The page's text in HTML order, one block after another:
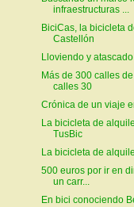
infraestructuras ...
BiciCas, la bicicleta
Castellón
Lloviendo y
Más de 300 calles
calles 30
Crónica de un viaje
La bicicleta de
TusBic
La bicicleta de
500 euros por ir en
un carr...
En bici conociendo